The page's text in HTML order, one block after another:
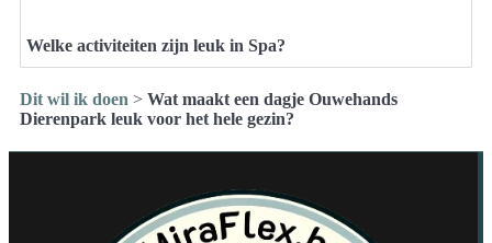
Welke activiteiten zijn leuk in Spa?
Dit wil ik doen > Wat maakt een dagje Ouwehands
Dierenpark leuk voor het hele gezin?